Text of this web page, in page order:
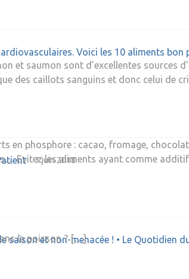
Voici les 10 aliments bon
et saumon sont d’excellentes sources
des caillots sanguins et donc celui de
7 juin 2018
en phosphore : cacao, fromage,
Evitez les aliments ayant comme
saison et non-menacée ! • Le Quotidien
le poisson ? […]